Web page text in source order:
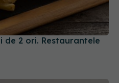
de 2 ori. Restaurantele